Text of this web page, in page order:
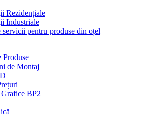
Rezidențiale
Industriale
servicii pentru produse din oțel
Produse
de Montaj
BP2